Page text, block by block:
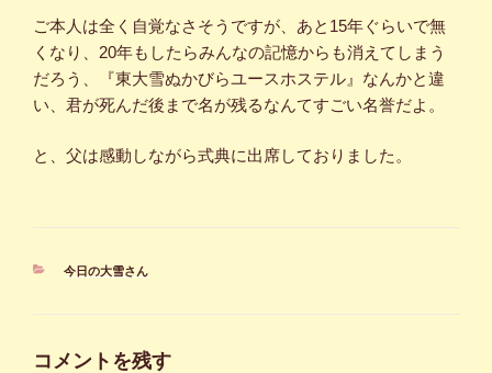
ご本人は全く自覚なさそうですが、あと15年ぐらいで無
くなり、20年もしたらみんなの記憶からも消えてしまう
だろう、『東大雪ぬかびらユースホステル』なんかと違
い、君が死んだ後まで名が残るなんてすごい名誉だよ。
と、父は感動しながら式典に出席しておりました。
カ
今日の大雪さん
コメントを残す